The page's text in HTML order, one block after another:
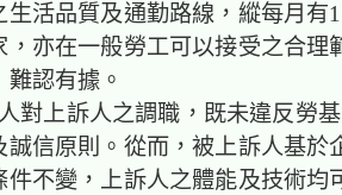
生活品質及通勤路線，縱每月有
，亦在一般勞工可以接受之合理
認有據。
對上訴人之調職，既未違反勞
誠信原則。從而，被上訴人基於
件不變，上訴人之體能及技術均